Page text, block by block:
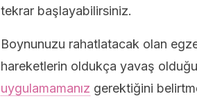
tekrar başlayabilirsiniz.
Boynunuzu rahatlatacak olan
hareketlerin oldukça yavaş
uygulamamanız gerektiğini